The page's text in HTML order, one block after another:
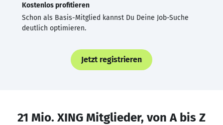
Kostenlos profitieren
Schon als Basis-Mitglied kannst Du Deine Job-Suche
deutlich optimieren.
Jetzt registrieren
21 Mio. XING Mitglieder, von A bis Z